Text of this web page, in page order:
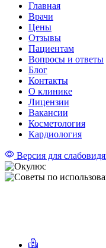
Главная
Врачи
Цены
Отзывы
Пациентам
Вопросы и ответы
Блог
Контакты
О клинике
Лицензии
Вакансии
Косметология
Кардиология
Версия для